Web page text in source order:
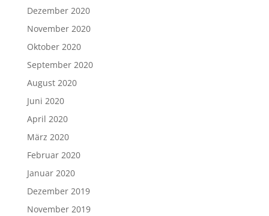
Dezember 2020
November 2020
Oktober 2020
September 2020
August 2020
Juni 2020
April 2020
März 2020
Februar 2020
Januar 2020
Dezember 2019
November 2019